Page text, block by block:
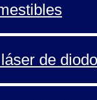
de diodo